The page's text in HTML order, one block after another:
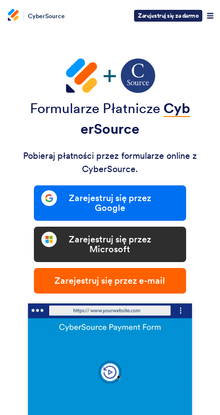
CyberSource Zarejestruj się za darmo
Formularze Płatnicze Cyb
erSource
Pobieraj płatności przez formularze online z
CyberSource.
Zarejestruj się przez
Google
Zarejestruj się przez
Microsoft
Zarejestruj się przez e-mail